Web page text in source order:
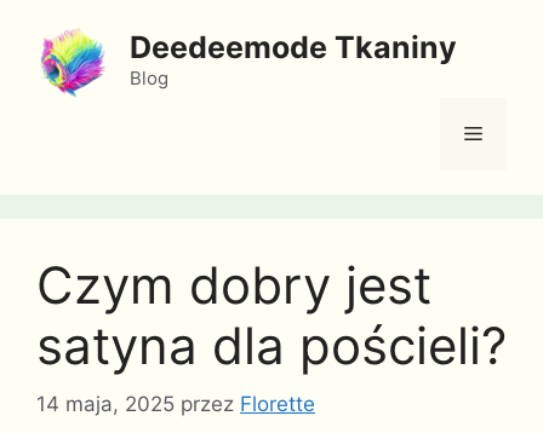
treści
Deedeemode Tkaniny
Blog
Menu
Czym dobry jest
satyna dla pościeli?
14 maja, 2025 przez Florette